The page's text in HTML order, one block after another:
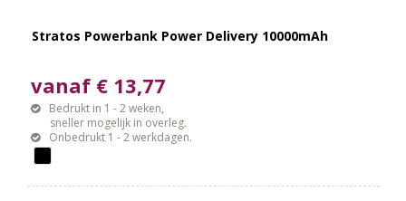
Stratos Powerbank Power Delivery 10000mAh
vanaf € 13,77
Bedrukt in 1 - 2 weken,
sneller mogelijk in overleg.
Onbedrukt 1 - 2 werkdagen.